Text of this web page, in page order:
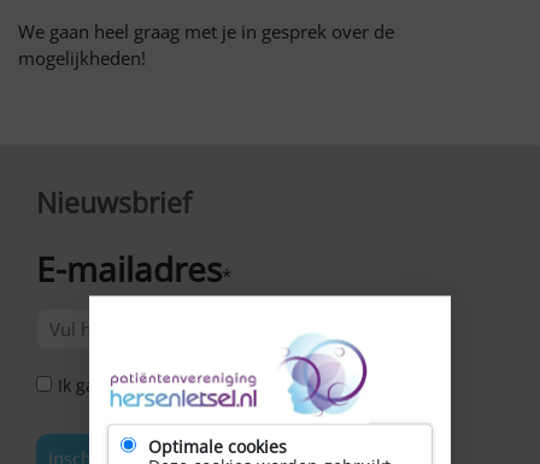
We gaan heel graag met je in gesprek over de
mogelijkheden!
Nieuwsbrief
E-mailadres*
Ik ga akkoord met het Privacy Statement *
Inschrijven
Optimale cookies